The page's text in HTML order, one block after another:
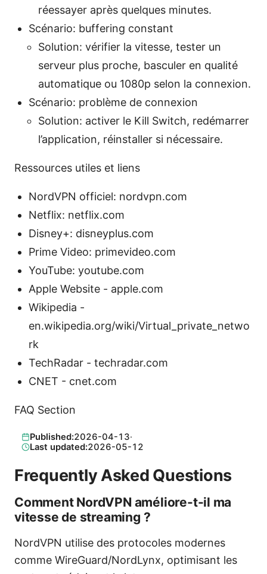
réessayer après quelques minutes.
Scénario: buffering constant
Solution: vérifier la vitesse, tester un
serveur plus proche, basculer en qualité
automatique ou 1080p selon la connexion.
Scénario: problème de connexion
Solution: activer le Kill Switch, redémarrer
l’application, réinstaller si nécessaire.
Ressources utiles et liens
NordVPN officiel: nordvpn.com
Netflix: netflix.com
Disney+: disneyplus.com
Prime Video: primevideo.com
YouTube: youtube.com
Apple Website - apple.com
Wikipedia -
en.wikipedia.org/wiki/Virtual_private_netwo
rk
TechRadar - techradar.com
CNET - cnet.com
FAQ Section
Published:2026-04-13·
Last updated:2026-05-12
Frequently Asked Questions
Comment NordVPN améliore-t-il ma
vitesse de streaming ?
NordVPN utilise des protocoles modernes
comme WireGuard/NordLynx, optimisant les